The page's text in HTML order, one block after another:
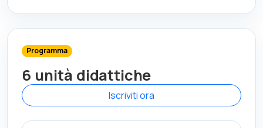
Programma
6 unità didattiche
Iscriviti ora